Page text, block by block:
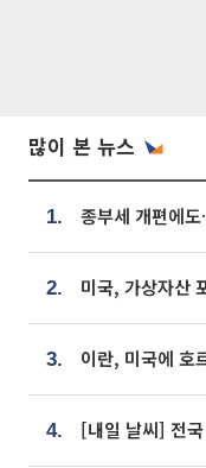
많이 본 뉴스
1.
2.
3.
4.